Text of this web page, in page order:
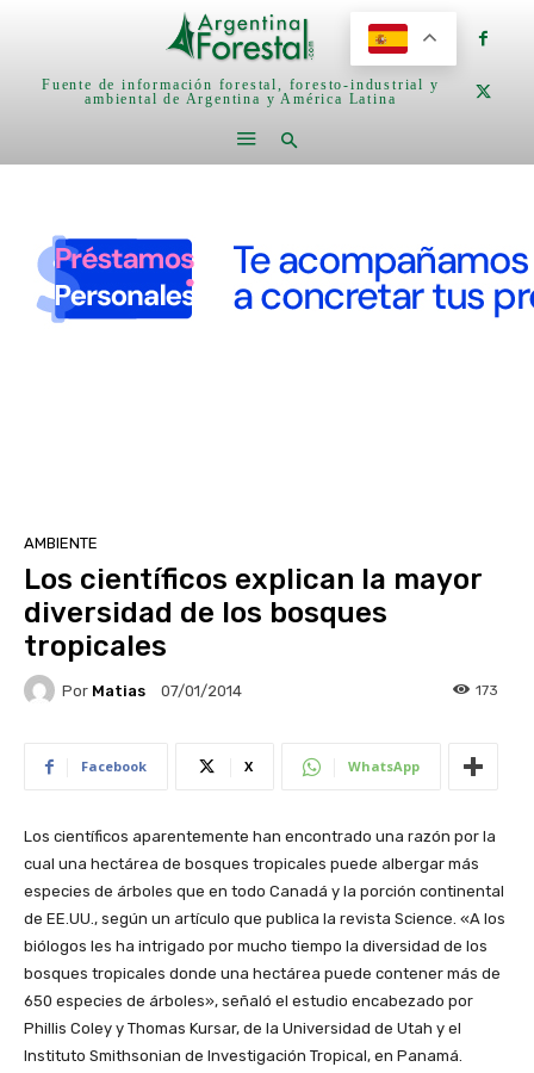
Fuente de información forestal, foresto-industrial y
ambiental de Argentina y América Latina
AMBIENTE
Los científicos explican la mayor
diversidad de los bosques
tropicales
Por Matias 07/01/2014 173
Facebook X WhatsApp
Los científicos aparentemente han encontrado una razón por la
cual una hectárea de bosques tropicales puede albergar más
especies de árboles que en todo Canadá y la porción continental
de EE.UU., según un artículo que publica la revista Science. «A los
biólogos les ha intrigado por mucho tiempo la diversidad de los
bosques tropicales donde una hectárea puede contener más de
650 especies de árboles», señaló el estudio encabezado por
Phillis Coley y Thomas Kursar, de la Universidad de Utah y el
Instituto Smithsonian de Investigación Tropical, en Panamá.